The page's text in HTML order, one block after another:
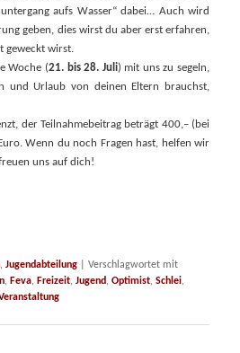
aufs Wasser“ dabei… Auch wird
geben, dies wirst du aber erst erfahren,
geweckt wirst.
Woche (21. bis 28. Juli) mit uns zu segeln,
und Urlaub von deinen Eltern brauchst,
der Teilnahme­beitrag beträgt 400,– (bei
Wenn du noch Fragen hast, helfen wir
uns auf dich!
,Jugendabteilung |Verschlagwortet mit
, Feva, Freizeit,Jugend,Optimist,Schlei,